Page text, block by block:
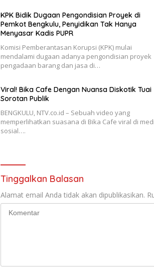
KPK Bidik Dugaan Pengondisian Proyek di
Pemkot Bengkulu, Penyidikan Tak Hanya
Menyasar Kadis PUPR
Komisi Pemberantasan Korupsi (KPK) mulai
mendalami dugaan adanya pengondisian proyek
pengadaan barang dan jasa di…
Viral! Bika Cafe Dengan Nuansa Diskotik Tuai
Sorotan Publik
BENGKULU, NTV.co.id – Sebuah video yang
memperlihatkan suasana di Bika Cafe viral di
sosial….
Tinggalkan Balasan
Alamat email Anda tidak akan dipublikasikan.